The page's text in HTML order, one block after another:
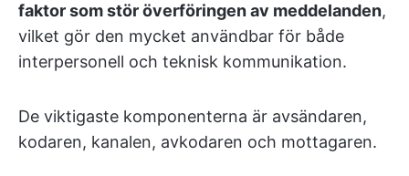
faktor som stör överföringen av meddelanden,
vilket gör den mycket användbar för både
interpersonell och teknisk kommunikation.
De viktigaste komponenterna är avsändaren,
kodaren, kanalen, avkodaren och mottagaren.